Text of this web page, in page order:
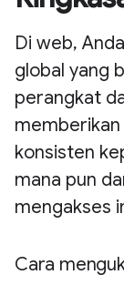
Di web,
global yang
perangkat
konsisten
mana pun
mengakses
Cara